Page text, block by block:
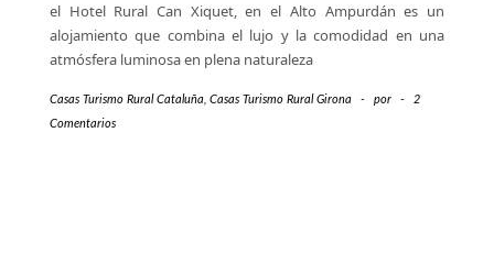
el Hotel Rural Can Xiquet, en el Alto Ampurdán es un
alojamiento que combina el lujo y la comodidad en una
atmósfera luminosa en plena naturaleza
Casas Turismo Rural Cataluña Casas Turismo Rural Girona - por -
2
Comentarios